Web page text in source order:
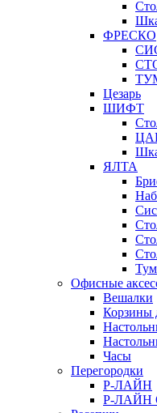
ФРЕСКО
Цезарь
ШИФТ
ЯЛТА
Офисные
Вешалки
Корзины
Часы
Перегородки
Р-ЛАЙН
Р-ЛАЙН